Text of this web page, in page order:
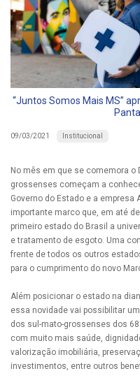
“Juntos Somos Mais MS”
09/03/2021 Institucional
No mês em que se comemora o
grossenses começam a
Governo do Estado e a empresa
importante marco que, em até
primeiro estado do Brasil a
e tratamento de esgoto. Uma
frente de todos os outros
para o cumprimento do novo
Além posicionar o estado na
essa novidade vai possibilitar
dos sul-mato-grossenses dos
com muito mais saúde,
valorização imobiliária,
investimentos, entre outros